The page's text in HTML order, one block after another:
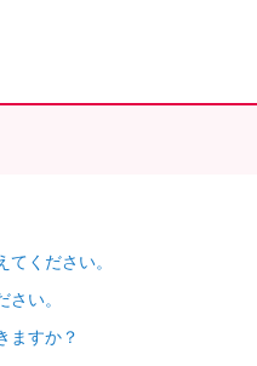
ください。
い。
ますか？